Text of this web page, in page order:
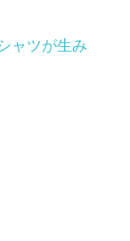
ャツが生み